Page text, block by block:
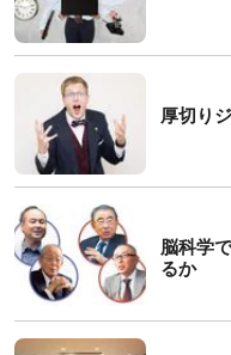
厚切り
脳科学
るか